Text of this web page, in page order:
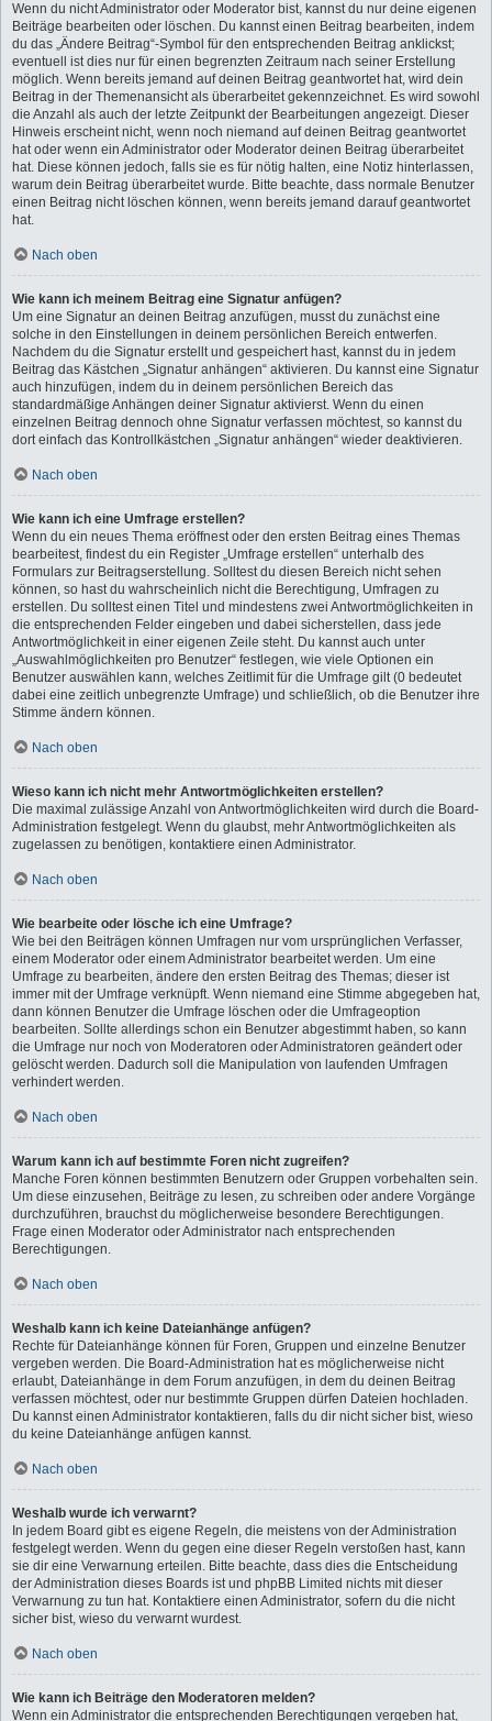
Wenn du nicht Administrator oder Moderator bist, kannst du nur deine eigenen
Beiträge bearbeiten oder löschen. Du kannst einen Beitrag bearbeiten, indem
du das „Ändere Beitrag“-Symbol für den entsprechenden Beitrag anklickst;
eventuell ist dies nur für einen begrenzten Zeitraum nach seiner Erstellung
möglich. Wenn bereits jemand auf deinen Beitrag geantwortet hat, wird dein
Beitrag in der Themenansicht als überarbeitet gekennzeichnet. Es wird sowohl
die Anzahl als auch der letzte Zeitpunkt der Bearbeitungen angezeigt. Dieser
Hinweis erscheint nicht, wenn noch niemand auf deinen Beitrag geantwortet
hat oder wenn ein Administrator oder Moderator deinen Beitrag überarbeitet
hat. Diese können jedoch, falls sie es für nötig halten, eine Notiz hinterlassen,
warum dein Beitrag überarbeitet wurde. Bitte beachte, dass normale Benutzer
einen Beitrag nicht löschen können, wenn bereits jemand darauf geantwortet
hat.
Nach oben
Wie kann ich meinem Beitrag eine Signatur anfügen?
Um eine Signatur an deinen Beitrag anzufügen, musst du zunächst eine
solche in den Einstellungen in deinem persönlichen Bereich entwerfen.
Nachdem du die Signatur erstellt und gespeichert hast, kannst du in jedem
Beitrag das Kästchen „Signatur anhängen“ aktivieren. Du kannst eine Signatur
auch hinzufügen, indem du in deinem persönlichen Bereich das
standardmäßige Anhängen deiner Signatur aktivierst. Wenn du einen
einzelnen Beitrag dennoch ohne Signatur verfassen möchtest, so kannst du
dort einfach das Kontrollkästchen „Signatur anhängen“ wieder deaktivieren.
Nach oben
Wie kann ich eine Umfrage erstellen?
Wenn du ein neues Thema eröffnest oder den ersten Beitrag eines Themas
bearbeitest, findest du ein Register „Umfrage erstellen“ unterhalb des
Formulars zur Beitragserstellung. Solltest du diesen Bereich nicht sehen
können, so hast du wahrscheinlich nicht die Berechtigung, Umfragen zu
erstellen. Du solltest einen Titel und mindestens zwei Antwortmöglichkeiten in
die entsprechenden Felder eingeben und dabei sicherstellen, dass jede
Antwortmöglichkeit in einer eigenen Zeile steht. Du kannst auch unter
„Auswahlmöglichkeiten pro Benutzer“ festlegen, wie viele Optionen ein
Benutzer auswählen kann, welches Zeitlimit für die Umfrage gilt (0 bedeutet
dabei eine zeitlich unbegrenzte Umfrage) und schließlich, ob die Benutzer ihre
Stimme ändern können.
Nach oben
Wieso kann ich nicht mehr Antwortmöglichkeiten erstellen?
Die maximal zulässige Anzahl von Antwortmöglichkeiten wird durch die Board-
Administration festgelegt. Wenn du glaubst, mehr Antwortmöglichkeiten als
zugelassen zu benötigen, kontaktiere einen Administrator.
Nach oben
Wie bearbeite oder lösche ich eine Umfrage?
Wie bei den Beiträgen können Umfragen nur vom ursprünglichen Verfasser,
einem Moderator oder einem Administrator bearbeitet werden. Um eine
Umfrage zu bearbeiten, ändere den ersten Beitrag des Themas; dieser ist
immer mit der Umfrage verknüpft. Wenn niemand eine Stimme abgegeben hat,
dann können Benutzer die Umfrage löschen oder die Umfrageoption
bearbeiten. Sollte allerdings schon ein Benutzer abgestimmt haben, so kann
die Umfrage nur noch von Moderatoren oder Administratoren geändert oder
gelöscht werden. Dadurch soll die Manipulation von laufenden Umfragen
verhindert werden.
Nach oben
Warum kann ich auf bestimmte Foren nicht zugreifen?
Manche Foren können bestimmten Benutzern oder Gruppen vorbehalten sein.
Um diese einzusehen, Beiträge zu lesen, zu schreiben oder andere Vorgänge
durchzuführen, brauchst du möglicherweise besondere Berechtigungen.
Frage einen Moderator oder Administrator nach entsprechenden
Berechtigungen.
Nach oben
Weshalb kann ich keine Dateianhänge anfügen?
Rechte für Dateianhänge können für Foren, Gruppen und einzelne Benutzer
vergeben werden. Die Board-Administration hat es möglicherweise nicht
erlaubt, Dateianhänge in dem Forum anzufügen, in dem du deinen Beitrag
verfassen möchtest, oder nur bestimmte Gruppen dürfen Dateien hochladen.
Du kannst einen Administrator kontaktieren, falls du dir nicht sicher bist, wieso
du keine Dateianhänge anfügen kannst.
Nach oben
Weshalb wurde ich verwarnt?
In jedem Board gibt es eigene Regeln, die meistens von der Administration
festgelegt werden. Wenn du gegen eine dieser Regeln verstoßen hast, kann
sie dir eine Verwarnung erteilen. Bitte beachte, dass dies die Entscheidung
der Administration dieses Boards ist und phpBB Limited nichts mit dieser
Verwarnung zu tun hat. Kontaktiere einen Administrator, sofern du die nicht
sicher bist, wieso du verwarnt wurdest.
Nach oben
Wie kann ich Beiträge den Moderatoren melden?
Wenn ein Administrator die entsprechenden Berechtigungen vergeben hat,